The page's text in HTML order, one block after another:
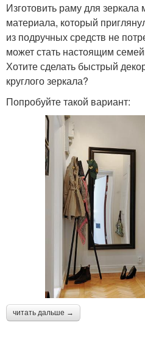
Изготовить раму для
материала, который
из подручных средств не
может стать настоящим
Хотите сделать быстрый
круглого зеркала?
Попробуйте такой вариант:
читать дальше →